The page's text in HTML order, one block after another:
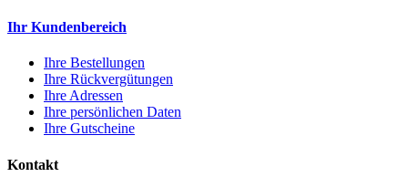
Ihr Kundenbereich
Ihre Bestellungen
Ihre Rückvergütungen
Ihre Adressen
Ihre persönlichen Daten
Ihre Gutscheine
Kontakt